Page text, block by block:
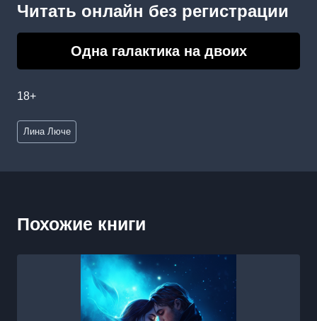
Читать онлайн без регистрации
Одна галактика на двоих
18+
Метки
записи:
Лина Люче
Похожие книги